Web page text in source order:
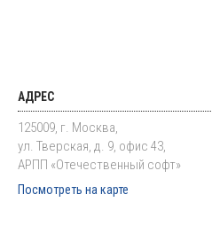
АДРЕС
125009, г. Москва,
ул. Тверская, д. 9, офис 43,
АРПП «Отечественный софт»
Посмотреть на карте